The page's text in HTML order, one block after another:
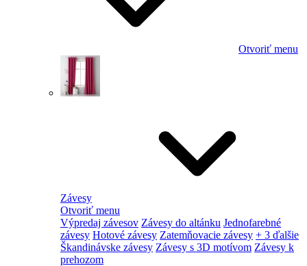
Otvoriť menu
Závesy
Otvoriť menu
Výpredaj závesov Závesy do altánku Jednofarebné
závesy Hotové závesy Zatemňovacie závesy + 3 ďalšie
Škandinávske závesy Závesy s 3D motívom Závesy k
prehozom